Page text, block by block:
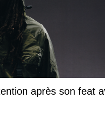
après son feat